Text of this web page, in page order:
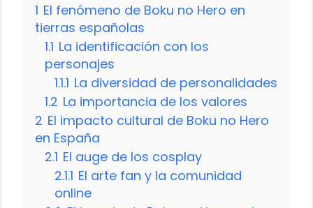
1 El fenómeno de Boku no Hero en
tierras españolas
1.1 La identificación con los
personajes
1.1.1 La diversidad de personalidades
1.2 La importancia de los valores
2 El impacto cultural de Boku no Hero
en España
2.1 El auge de los cosplay
2.1.1 El arte fan y la comunidad
online